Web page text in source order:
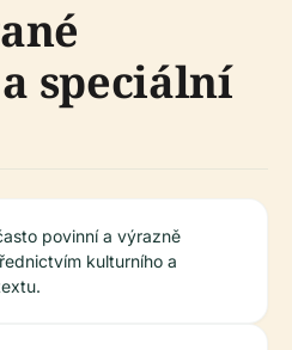
speciální
povinní a výrazně
kulturního a